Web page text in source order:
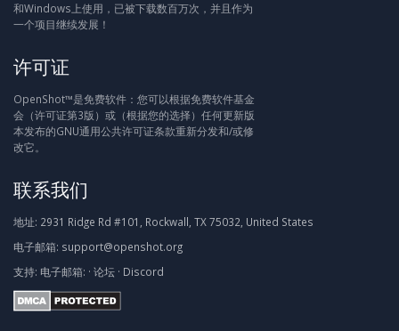
和Windows上使用，已被下载数百万次，并且作为
一个项目继续发展！
许可证
OpenShot™是免费软件：您可以根据免费软件基金
会（许可证第3版）或（根据您的选择）任何更新版
本发布的GNU通用公共许可证条款重新分发和/或修
改它。
联系我们
地址: 2931 Ridge Rd #101, Rockwall, TX 75032, United States
电子邮箱: support@openshot.org
支持: 电子邮箱: · 论坛 · Discord